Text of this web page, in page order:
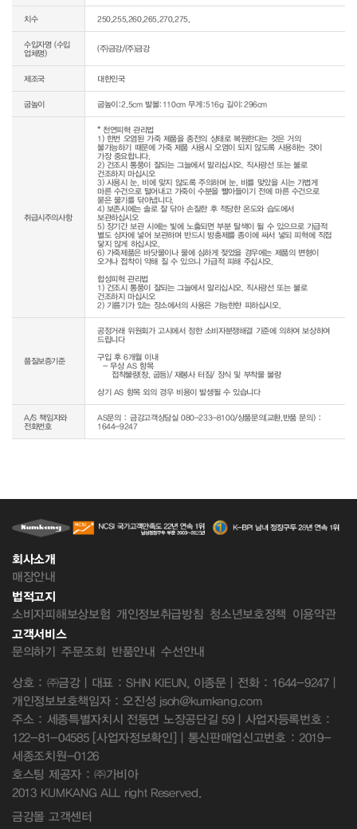
치수 250,255,260,265,270,275,
수입자명 (수입
업체명)
(주)금강/(주)금강
제조국 대한민국
굽높이 굽높이:2.5cm 발볼:110cm 무게:516g 길이:296cm
취급시주의사항
* 천연피혁 관리법
1) 한번 오염된 가죽 제품을 종전의 상태로 복원한다는 것은 거의
불가능하기 때문에 가죽 제품 사용시 오염이 되지 않도록 사용하는 것이
가장 중요합니다.
2) 건조시 통풍이 잘되는 그늘에서 말리십시오. 직사광선 또는 불로
건조하지 마십시오
3) 사용시 눈, 비에 맞지 않도록 주의하며 눈, 비를 맞았을 시는 가볍게
마른 수건으로 털어내고 가죽이 수분을 빨아들이기 전에 마른 수건으로
묻은 물기를 닦아냅니다.
4) 보존시에는 솔로 잘 닦아 손질한 후 적당한 온도와 습도에서
보관하십시오
5) 장기간 보관 시에는 빛에 노출되면 부분 탈색이 될 수 있으므로 가급적
별도 상자에 넣어 보관하며 반드시 방충제를 종이에 싸서 넣되 피혁에 직접
닿지 않게 하십시오.
6) 가죽제품은 바닷물이나 물에 심하게 젖었을 경우에는 제품의 변형이
오거나 접착이 약해 질 수 있으니 가급적 피해 주십시오.
합성피혁 관리법
1) 건조시 통풍이 잘되는 그늘에서 말리십시오. 직사광선 또는 불로
건조하지 마십시오
2) 기름기가 있는 장소에서의 사용은 가능한한 피하십시오.
품질보증기준
공정거래 위원회가 고시에서 정한 소비자분쟁해결 기준에 의하여 보상하여
드립니다
구입 후 6개월 이내
  - 무상 AS 항목
상기 AS 항목 외의 경우 비용이 발생될 수 있습니다
A/S 책임자와
전화번호
AS문의 : 금강고객상담실 080-233-8100/상품문의(교환,반품 문의) :
1644-9247
회사소개
매장안내
법적고지
소비자피해보상보험 개인정보취급방침 청소년보호정책 이용약관
고객서비스
문의하기 주문조회 반품안내 수선안내
상호 : ㈜금강 | 대표 : SHIN KIEUN, 이종문 | 전화 : 1644-9247 |
개인정보보호책임자 : 오진성 jsoh@kumkang.com
주소 : 세종특별자치시 전동면 노장공단길 59 | 사업자등록번호 :
122-81-04585 [사업자정보확인] | 통신판매업신고번호 : 2019-
세종조치원-0126
호스팅 제공자 : ㈜가비아
2013 KUMKANG ALL right Reserved.
금강몰 고객센터